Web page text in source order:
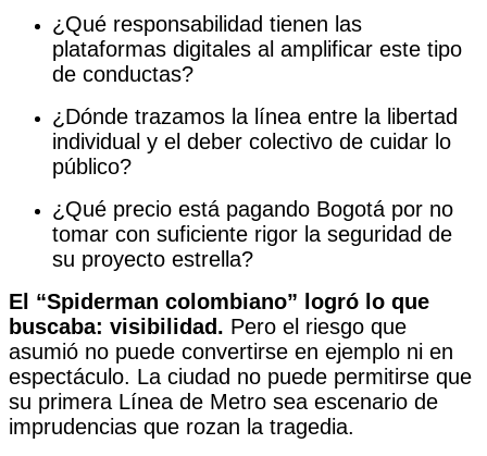
¿Qué responsabilidad tienen las
plataformas digitales al amplificar este tipo
de conductas?
¿Dónde trazamos la línea entre la libertad
individual y el deber colectivo de cuidar lo
público?
¿Qué precio está pagando Bogotá por no
tomar con suficiente rigor la seguridad de
su proyecto estrella?
El “Spiderman colombiano” logró lo que
buscaba: visibilidad. Pero el riesgo que
asumió no puede convertirse en ejemplo ni en
espectáculo. La ciudad no puede permitirse que
su primera Línea de Metro sea escenario de
imprudencias que rozan la tragedia.